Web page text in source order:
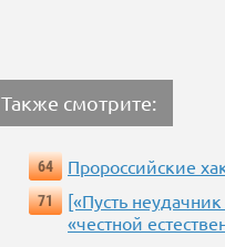
Также смотрите:
64 Пророссийские
71
[«Пусть
«честной